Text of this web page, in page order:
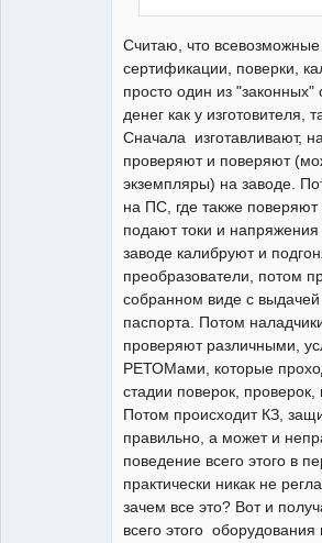
Считаю, что всевозможные
сертификации, поверки,
просто один из
денег как у изготовителя,
Сначала изготавливают,
проверяют и поверяют
экземпляры) на заводе.
на ПС, где также
подают токи и
заводе калибруют и
преобразователи, потом
собранном виде с выдачей
паспорта. Потом
проверяют различными,
РЕТОМами, которые
стадии поверок, проверок,
Потом происходит КЗ,
правильно, а может и
поведение всего этого в
практически никак не
зачем все это? Вот и
всего этого оборудования